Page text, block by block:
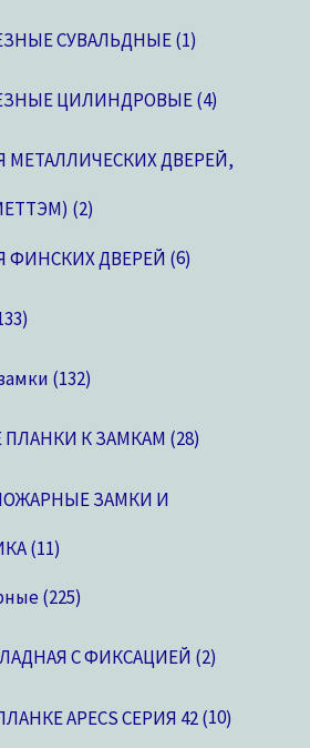
СУВАЛЬДНЫЕ 1
ЦИЛИНДРОВЫЕ 4
МЕТАЛЛИЧЕСКИХ ДВЕРЕЙ,
2
ФИНСКИХ ДВЕРЕЙ 6
132
К ЗАМКАМ 28
ЗАМКИ И
11
225
С ФИКСАЦИЕЙ 2
APECS СЕРИЯ 42 10